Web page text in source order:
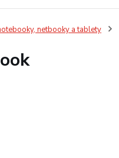
netbooky a tablety